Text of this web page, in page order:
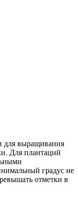
для выращивания
Для плантаций
градус не
отметки в